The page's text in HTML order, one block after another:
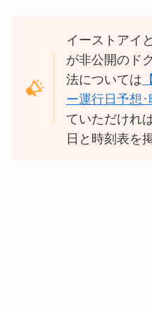
イーストアイ
が非公開のド
法については
ー運行日予想
ていただけれ
日と時刻表を